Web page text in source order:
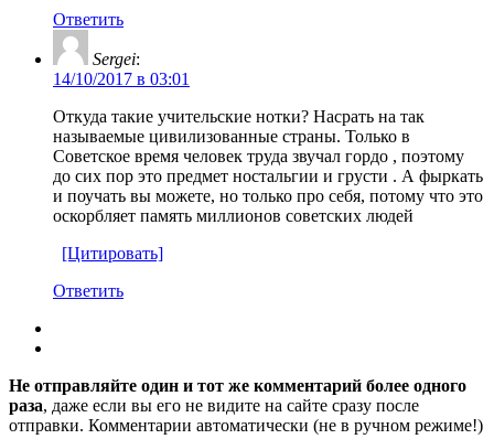
Ответить
Sergei:
14/10/2017 в 03:01
Откуда такие учительские нотки? Насрать на так
называемые цивилизованные страны. Только в
Советское время человек труда звучал гордо , поэтому
до сих пор это предмет ностальгии и грусти . А фыркать
и поучать вы можете, но только про себя, потому что это
оскорбляет память миллионов советских людей
[Цитировать]
Ответить
Не отправляйте один и тот же комментарий более одного
раза, даже если вы его не видите на сайте сразу после
отправки. Комментарии автоматически (не в ручном режиме!)